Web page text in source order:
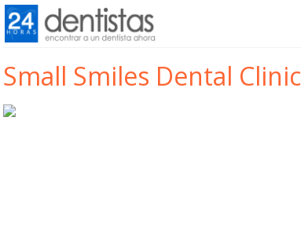
Small Smiles Dental Clinic